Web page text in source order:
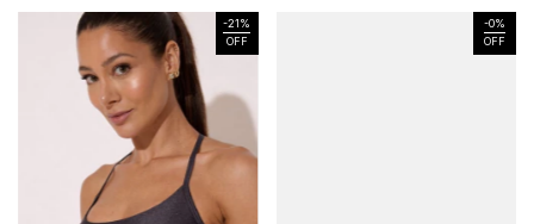
-21%
OFF
-0%
OFF